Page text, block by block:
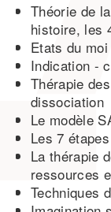
Théorie de
histoire, les
Etats du
Indication -
Thérapie
dissociation
Le modèle
Les 7
La thérapie
ressources
Techniques